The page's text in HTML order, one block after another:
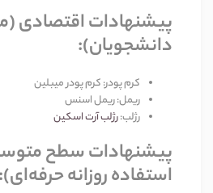
پیشنهادات اقتصادی
دانشجویان):
کرم پودر:کرم پودر میبلین
ریمل:ریمل اسنس
رژلب:رژلب آرت اسکین
پیشنهادات سطح
استفاده روزانه حرفه‌ای):